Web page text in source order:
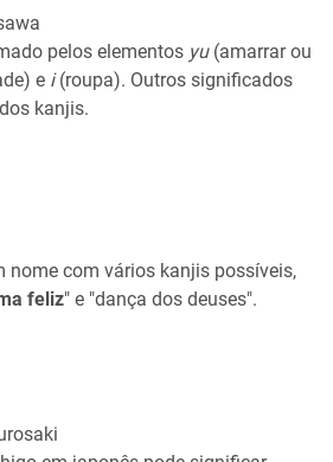
pelos elementos yu(amarrar ou
e i(roupa). Outros significados
kanjis.
nome com vários kanjis possíveis,
feliz" e "dança dos deuses".